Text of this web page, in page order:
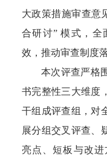
大政策措施审查意
合研讨” 模式，全
效，推动审查制度
本次评查严格
书完整性三大维度
干组成评查组，对
展分组交叉评查、
亮点、短板与改